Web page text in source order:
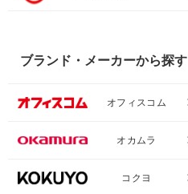
ブランド・メーカーから探す
オフィスコム
オカムラ
コクヨ